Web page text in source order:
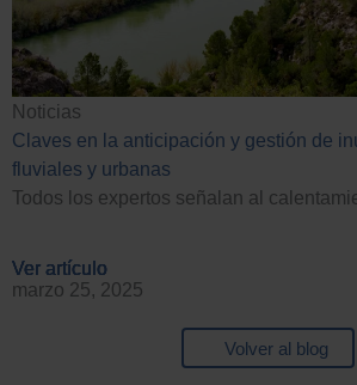
Ver artículo
Ver artículo
Ver artículo
Noticias
Claves en la anticipación y gestión de
fluviales y urbanas
Todos los expertos señalan al
Ver artículo
marzo 25, 2025
Volver al blog